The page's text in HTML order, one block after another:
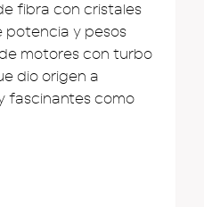
fibra con cristales
potencia y pesos
motores con turbo
dio origen a
fascinantes como